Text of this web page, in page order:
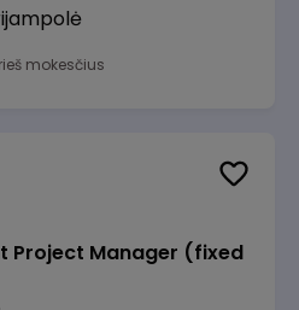
mokesčius
Project Manager (fixed